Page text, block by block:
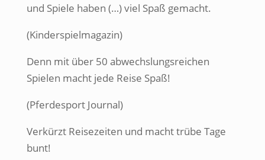
und Spiele haben (…) viel Spaß gemacht.
(Kinderspielmagazin)
Denn mit über 50 abwechslungsreichen
Spielen macht jede Reise Spaß!
(Pferdesport Journal)
Verkürzt Reisezeiten und macht trübe Tage
bunt!